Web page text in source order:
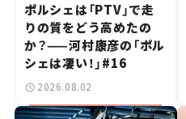
ポルシェは「PTV」で走
りの質をどう高めたの
か？——河村康彦の「ポル
シェは凄い！」#16
2026.08.02